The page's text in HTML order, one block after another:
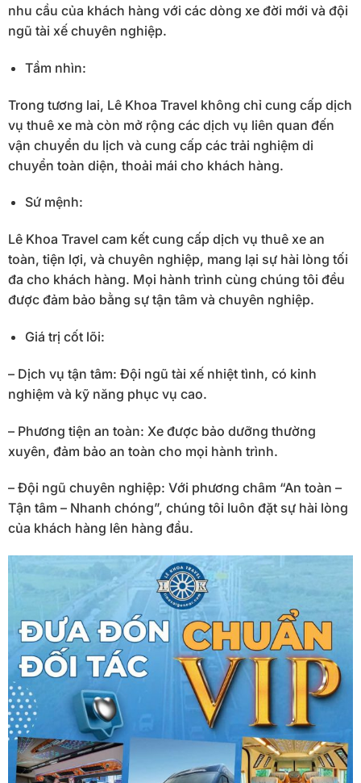
nhu cầu của khách hàng với các dòng xe đời mới và đội
ngũ tài xế chuyên nghiệp.
Tầm nhìn:
Trong tương lai, Lê Khoa Travel không chỉ cung cấp dịch
vụ thuê xe mà còn mở rộng các dịch vụ liên quan đến
vận chuyển du lịch và cung cấp các trải nghiệm di
chuyển toàn diện, thoải mái cho khách hàng.
Sứ mệnh:
Lê Khoa Travel cam kết cung cấp dịch vụ thuê xe an
toàn, tiện lợi, và chuyên nghiệp, mang lại sự hài lòng tối
đa cho khách hàng. Mọi hành trình cùng chúng tôi đều
được đảm bảo bằng sự tận tâm và chuyên nghiệp.
Giá trị cốt lõi:
– Dịch vụ tận tâm: Đội ngũ tài xế nhiệt tình, có kinh
nghiệm và kỹ năng phục vụ cao.
– Phương tiện an toàn: Xe được bảo dưỡng thường
xuyên, đảm bảo an toàn cho mọi hành trình.
– Đội ngũ chuyên nghiệp: Với phương châm “An toàn –
Tận tâm – Nhanh chóng”, chúng tôi luôn đặt sự hài lòng
của khách hàng lên hàng đầu.